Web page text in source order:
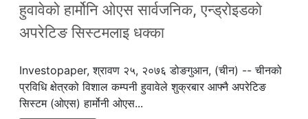
हुवावेको हार्मोनि ओएस सार्वजनिक, एन्ड्रोइडकाे
अपरेटिङ सिस्टमलाइ धक्का
Investopaper, श्रावण २५, २०७६ डोङगुआन, (चीन) -- चीनको
प्रविधि क्षेत्रको विशाल कम्पनी हुवावेले शुक्रबार आफ्नै अपरेटिङ
सिस्टम (ओएस) हार्मोनी ओएस...